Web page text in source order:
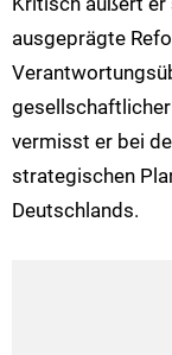
ausgeprägte
vermisst er bei
strategischen
Deutschlands.